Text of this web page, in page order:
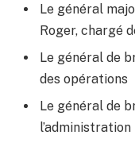
Le général
Roger, chargé
Le général de
des opérations
Le général de
l’administration